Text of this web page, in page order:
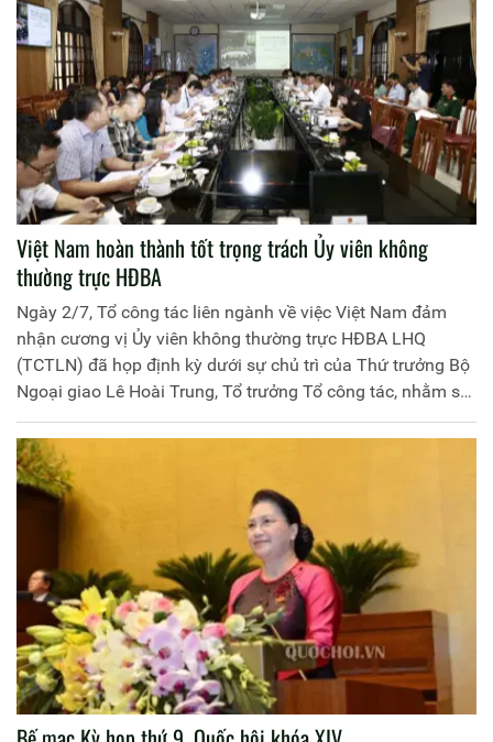
Việt Nam hoàn thành tốt trọng trách Ủy viên không
thường trực HĐBA
Ngày 2/7, Tổ công tác liên ngành về việc Việt Nam đảm
nhận cương vị Ủy viên không thường trực HĐBA LHQ
(TCTLN) đã họp định kỳ dưới sự chủ trì của Thứ trưởng Bộ
Ngoại giao Lê Hoài Trung, Tổ trưởng Tổ công tác, nhằm sơ
kết công tác tham gia HĐBA của Việt Nam trong 6 tháng
đầu năm 2020 và thảo luận về phương hướng, nhiệm vụ
trong thời gian tới.